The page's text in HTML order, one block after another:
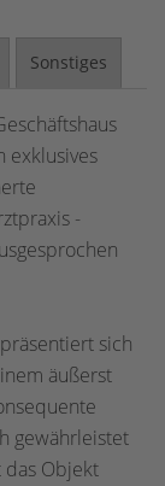
Sonstiges
exklusives
-
sich
äußerst
gewährleistet
das Objekt